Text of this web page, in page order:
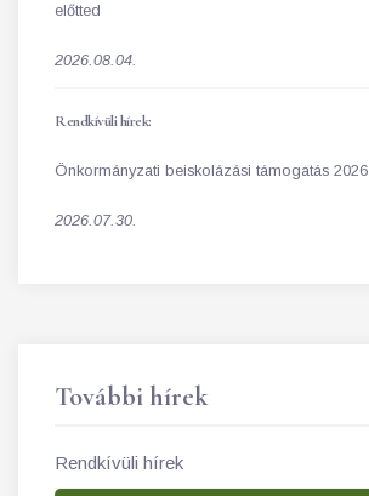
előtted
2026.08.04.
Rendkívüli hírek:
Önkormányzati beiskolázási támogatás 2026
2026.07.30.
További hírek
Rendkívüli hírek